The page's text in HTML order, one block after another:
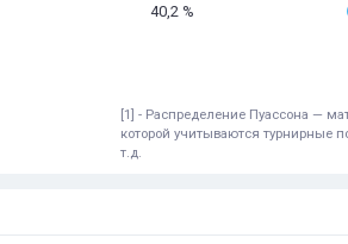
40,2 %
[1] - Распределение Пуассона —
которой учитываются турнирные
т.д.